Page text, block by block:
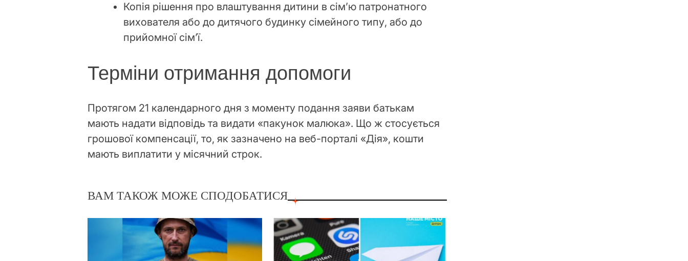
Копія рішення про влаштування дитини в сім’ю патронатного
вихователя або до дитячого будинку сімейного типу, або до
прийомної сім’ї.
Терміни отримання допомоги
Протягом 21 календарного дня з моменту подання заяви батькам
мають надати відповідь та видати «пакунок малюка». Що ж стосується
грошової компенсації, то, як зазначено на веб-порталі «Дія», кошти
мають виплатити у місячний строк.
ВАМ ТАКОЖ МОЖЕ СПОДОБАТИСЯ